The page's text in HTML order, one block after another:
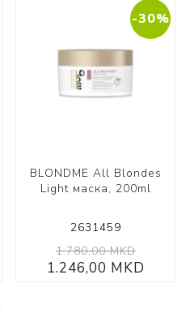
-30%
BLONDME All Blondes
Light маска, 200ml
2631459
1.780,00 MKD
1.246,00 MKD